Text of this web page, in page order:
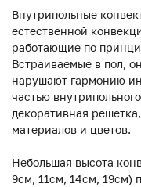
Внутрипольные
естественной
работающие по
Встраиваемые в пол,
нарушают гармонию
частью
декоративная
материалов и цветов.
Небольшая высота
9см, 11см, 14см, 19см)